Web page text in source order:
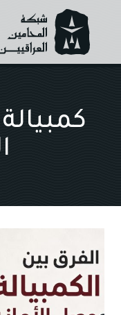
content